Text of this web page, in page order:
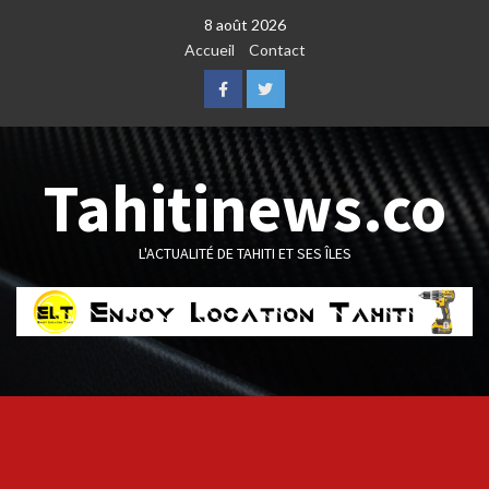
8 août 2026
Accueil
Contact
FacebookTwitter
Tahitinews.co
L'ACTUALITÉ DE TAHITI ET SES ÎLES